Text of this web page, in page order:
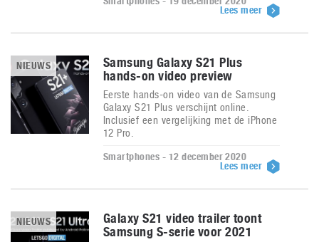
Lees meer
NIEUWS
Samsung Galaxy S21 Plus
hands-on video preview
Eerste hands-on video van de Samsung
Galaxy S21 Plus verschijnt online.
Inclusief een vergelijking met de iPhone
12 Pro.
Smartphones - 12 december 2020
Lees meer
NIEUWS
Galaxy S21 video trailer toont
Samsung S-serie voor 2021